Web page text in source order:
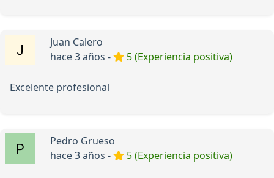
Juan Calero
hace 3 años -
5 (Experiencia positiva)
Excelente profesional
Pedro Grueso
hace 3 años -
5 (Experiencia positiva)